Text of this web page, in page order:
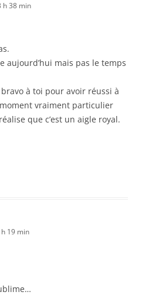
h 38 min
aujourd’hui mais pas le temps
à toi pour avoir réussi à
vraiment particulier
que c’est un aigle royal.
19 min